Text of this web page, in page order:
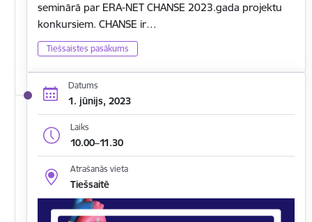
seminārā par ERA-NET CHANSE 2023.gada projektu
konkursiem. CHANSE ir…
Tiešsaistes pasākums
Datums
1. jūnijs, 2023
Laiks
10.00–11.30
Atrašanās vieta
Tiešsaitē